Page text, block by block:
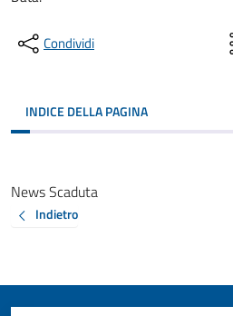
Condividi
INDICE DELLA PAGINA
News Scaduta
Indietro